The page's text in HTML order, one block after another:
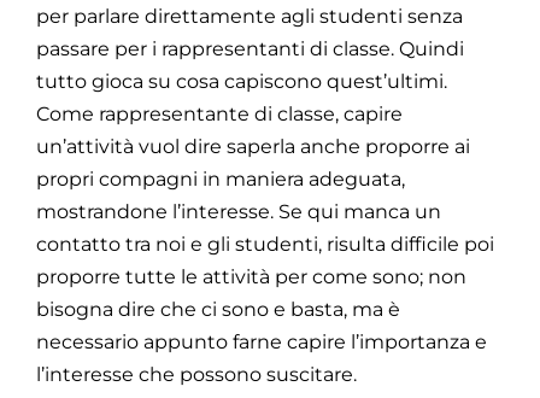
per parlare direttamente agli studenti senza
passare per i rappresentanti di classe. Quindi
tutto gioca su cosa capiscono quest’ultimi.
Come rappresentante di classe, capire
un’attività vuol dire saperla anche proporre ai
propri compagni in maniera adeguata,
mostrandone l’interesse. Se qui manca un
contatto tra noi e gli studenti, risulta difficile poi
proporre tutte le attività per come sono; non
bisogna dire che ci sono e basta, ma è
necessario appunto farne capire l’importanza e
l’interesse che possono suscitare.